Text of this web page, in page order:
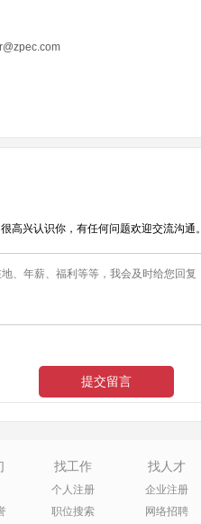
高兴认识你，有任何问题欢迎交流沟通。
找工作
个人注册
职位搜索
找人才
企业注册
网络招聘